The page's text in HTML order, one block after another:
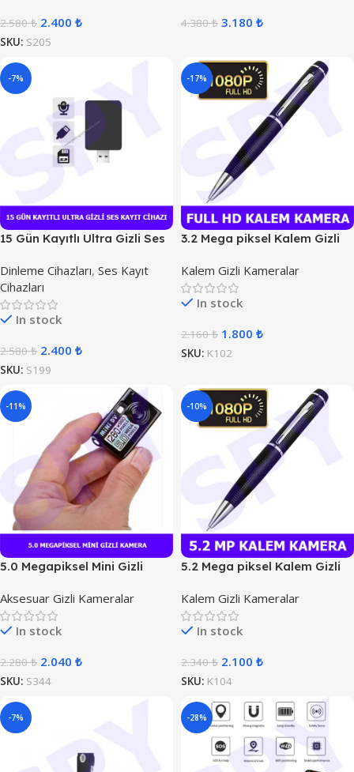
2.580₺ 2.400 ₺
SKU: S205
4.380₺ 3.180 ₺
-7%
15 Gün Kayıtlı Ultra Gizli Ses
Dinleme Cihazları, Ses Kayıt
Cihazları
In stock
2.580₺ 2.400 ₺
SKU: S199
-17%
3.2 Mega piksel Kalem Gizli
Kalem Gizli Kameralar
In stock
2.160₺ 1.800 ₺
SKU: K102
-11%
5.0 Megapiksel Mini Gizli
Aksesuar Gizli Kameralar
In stock
2.280₺ 2.040 ₺
SKU: S344
-10%
5.2 Mega piksel Kalem Gizli
Kalem Gizli Kameralar
In stock
2.340₺ 2.100 ₺
SKU: K104
-7% -28%